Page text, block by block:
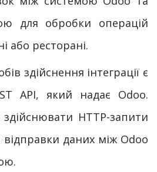
для обробки операцій
або ресторані.
здійснення інтеграції є
API, який надає Odoo.
HTTP-запити
даних між Odoo